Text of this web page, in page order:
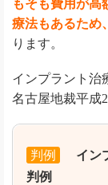
もそも費用が高
療法もあるため
ります。
インプラント治
名古屋地裁平成
判例
イン
判例